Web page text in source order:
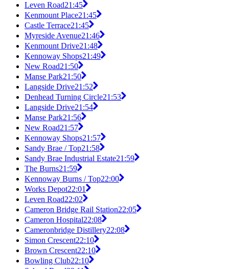
Leven Road21:45
Kenmount Place21:45
Castle Terrace21:45
Myreside Avenue21:46
Kenmount Drive21:48
Kennoway Shops21:49
New Road21:50
Manse Park21:50
Langside Drive21:52
Denhead Turning Circle21:53
Langside Drive21:54
Manse Park21:56
New Road21:57
Kennoway Shops21:57
Sandy Brae / Top21:58
Sandy Brae Industrial Estate21:59
The Burns21:59
Kennoway Burns / Top22:00
Works Depot22:01
Leven Road22:02
Cameron Bridge Rail Station22:05
Cameron Hospital22:08
Cameronbridge Distillery22:08
Simon Crescent22:10
Brown Crescent22:10
Bowling Club22:10